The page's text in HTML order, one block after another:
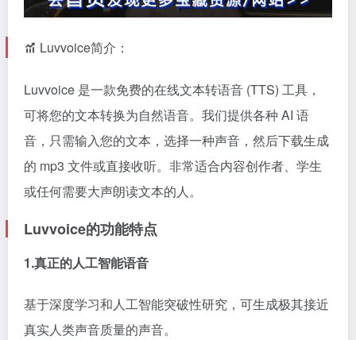
Luvvoice简介：
Luvvoice 是一款免费的在线文本转语音 (TTS) 工具，
可将您的文本转换为自然语音。我们提供各种 AI 语
音，只需输入您的文本，选择一种声音，然后下载生成
的 mp3 文件或直接收听。非常适合内容创作者、学生
或任何需要大声朗读文本的人。
Luvvoice的功能特点
1.真正的人工智能语音
基于深度学习和人工智能突破性研究，可生成极其接近
真实人类声音质量的声音。